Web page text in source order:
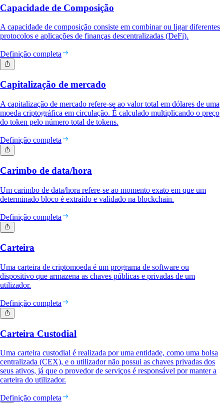
Capacidade de Composição
A capacidade de composição consiste em combinar ou ligar diferentes
protocolos e aplicações de finanças descentralizadas (DeFi).
Definição completa
Capitalização de mercado
A capitalização de mercado refere-se ao valor total em dólares de uma
moeda criptográfica em circulação. É calculado multiplicando o preço
do token pelo número total de tokens.
Definição completa
Carimbo de data/hora
Um carimbo de data/hora refere-se ao momento exato em que um
determinado bloco é extraído e validado na blockchain.
Definição completa
Carteira
Uma carteira de criptomoeda é um programa de software ou
dispositivo que armazena as chaves públicas e privadas de um
utilizador.
Definição completa
Carteira Custodial
Uma carteira custodial é realizada por uma entidade, como uma bolsa
centralizada (CEX), e o utilizador não possui as chaves privadas dos
seus ativos, já que o provedor de serviços é responsável por manter a
carteira do utilizador.
Definição completa